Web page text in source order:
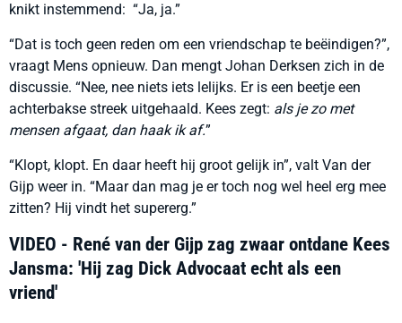
knikt instemmend: “Ja, ja.”
“Dat is toch geen reden om een vriendschap te beëindigen?”,
vraagt Mens opnieuw. Dan mengt Johan Derksen zich in de
discussie. “Nee, nee niets iets lelijks. Er is een beetje een
achterbakse streek uitgehaald. Kees zegt: als je zo met
mensen afgaat, dan haak ik af.”
“Klopt, klopt. En daar heeft hij groot gelijk in”, valt Van der
Gijp weer in. “Maar dan mag je er toch nog wel heel erg mee
zitten? Hij vindt het supererg.”
VIDEO - René van der Gijp zag zwaar ontdane Kees
Jansma: 'Hij zag Dick Advocaat echt als een
vriend'